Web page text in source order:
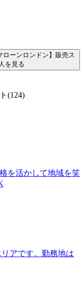
ーンロンドン】販売ス
を見る
(124)
を活かして地域を笑
アです。勤務地は